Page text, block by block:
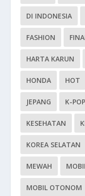
DI INDONESIA
FASHION
HARTA KARUN
HONDA HOT
JEPANG K-POP
KESEHATAN
KOREA SELATAN
MEWAH
MOBIL OTONOM